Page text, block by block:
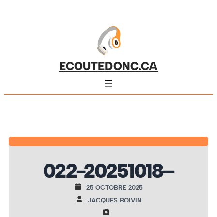
ECOUTEDONC.CA
022-20251018–
25 OCTOBRE 2025
JACQUES BOIVIN